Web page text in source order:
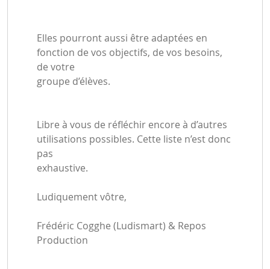
Elles pourront aussi être adaptées en
fonction de vos objectifs, de vos besoins,
de votre
groupe d’élèves.
Libre à vous de réfléchir encore à d’autres
utilisations possibles. Cette liste n’est donc
pas
exhaustive.
Ludiquement vôtre,
Frédéric Cogghe (Ludismart) & Repos
Production